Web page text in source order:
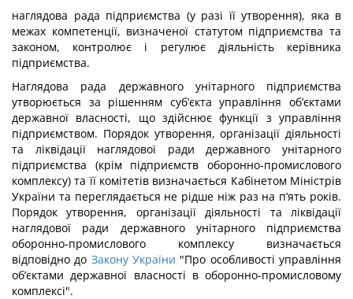
наглядова рада підприємства (у разі її утворення), яка в
межах компетенції, визначеної статутом підприємства та
законом, контролює і регулює діяльність керівника
підприємства.
Наглядова рада державного унітарного підприємства
утворюється за рішенням суб’єкта управління об’єктами
державної власності, що здійснює функції з управління
підприємством. Порядок утворення, організації діяльності
та ліквідації наглядової ради державного унітарного
підприємства (крім підприємств оборонно-промислового
комплексу) та її комітетів визначається Кабінетом Міністрів
України та переглядається не рідше ніж раз на п’ять років.
Порядок утворення, організації діяльності та ліквідації
наглядової ради державного унітарного підприємства
оборонно-промислового комплексу визначається
відповідно до Закону України "Про особливості управління
об’єктами державної власності в оборонно-промисловому
комплексі".